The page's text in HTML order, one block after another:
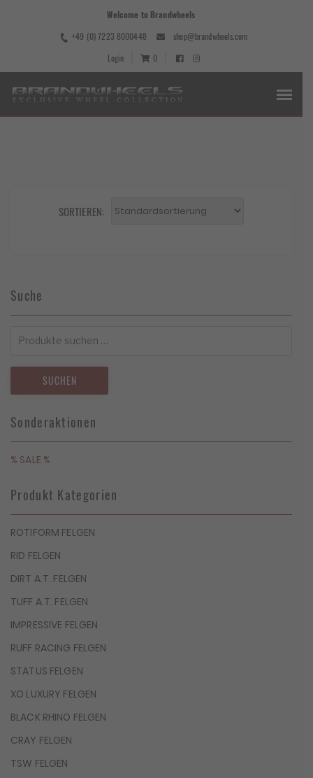
Welcome to Brandwheels
+49 (0) 7223 8000448
shop@brandwheels.com
Login
0
SORTIEREN:
Suche
nach:
SUCHEN
Sonderaktionen
% SALE %
Produkt Kategorien
ROTIFORM FELGEN
RID FELGEN
DIRT A.T. FELGEN
TUFF A.T. FELGEN
IMPRESSIVE FELGEN
RUFF RACING FELGEN
STATUS FELGEN
XO LUXURY FELGEN
BLACK RHINO FELGEN
CRAY FELGEN
TSW FELGEN